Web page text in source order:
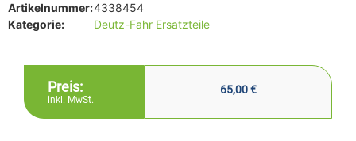
Artikelnummer:4338454
Kategorie:
Deutz-Fahr Ersatzteile
Preis:
inkl. MwSt.
65,00€